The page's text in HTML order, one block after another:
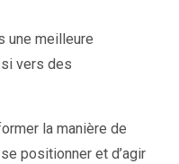
une meilleure
vers des
la manière de
positionner et d’agir